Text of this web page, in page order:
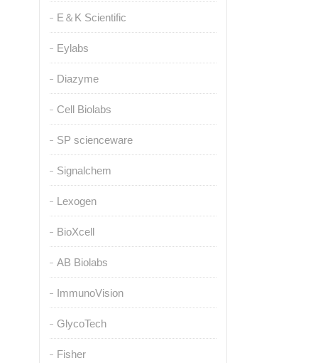
E＆K Scientific
Eylabs
Diazyme
Cell Biolabs
SP scienceware
Signalchem
Lexogen
BioXcell
AB Biolabs
ImmunoVision
GlycoTech
Fisher